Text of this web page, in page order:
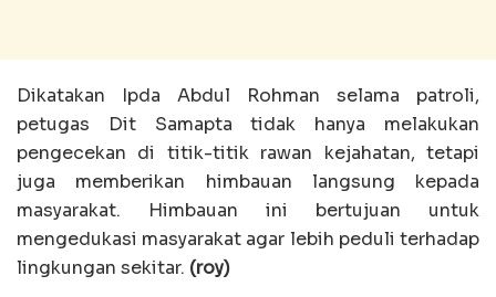
Dikatakan Ipda Abdul Rohman selama patroli,
petugas Dit Samapta tidak hanya melakukan
pengecekan di titik-titik rawan kejahatan, tetapi
juga memberikan himbauan langsung kepada
masyarakat. Himbauan ini bertujuan untuk
mengedukasi masyarakat agar lebih peduli terhadap
lingkungan sekitar. (roy)